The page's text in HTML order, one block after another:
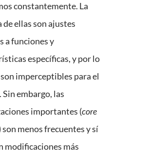
constantemente. La
de ellas son ajustes
a funciones y
específicas, y por lo
imperceptibles para el
Sin embargo, las
importantes (core
son menos frecuentes y sí
modificaciones más